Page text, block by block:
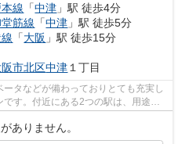
線 「中津 」駅 徒歩4分
筋線 「中津 」駅 徒歩5分
「大阪 」駅 徒歩15分
阪市北区中津１丁目
タなどが備わっておりとても充実し
す。付近にある2つの駅は、用途や
ありません。